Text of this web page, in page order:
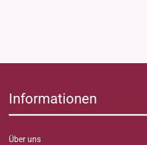
Informationen
Über uns